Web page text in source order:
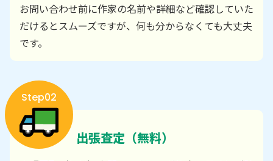
お問い合わせ前に作家の名前や詳細など確認していた
だけるとスムーズですが、何も分からなくても大丈夫
です。
Step02
出張査定（無料）